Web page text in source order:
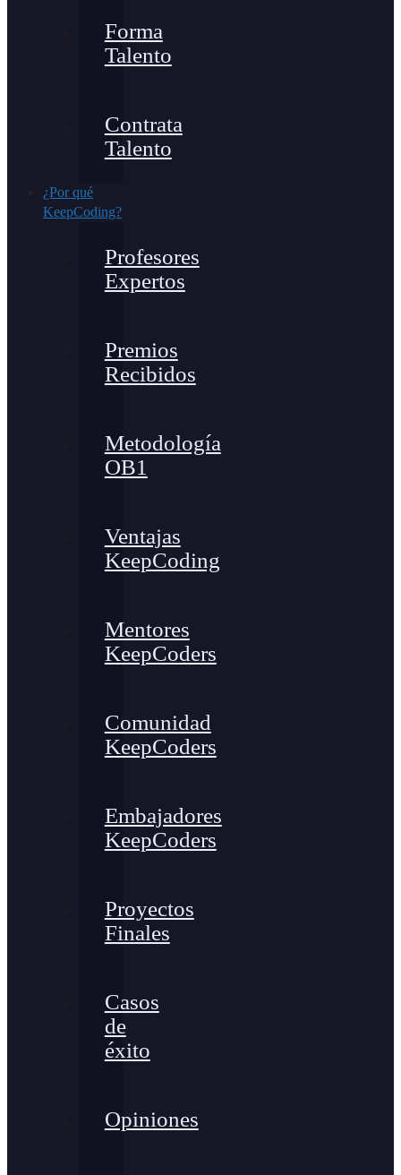
Forma
Talento
Contrata
Talento
¿Por qué
KeepCoding?
Profesores
Expertos
Premios
Recibidos
Metodología
OB1
Ventajas
KeepCoding
Mentores
KeepCoders
Comunidad
KeepCoders
Embajadores
KeepCoders
Proyectos
Finales
Casos
de
éxito
Opiniones